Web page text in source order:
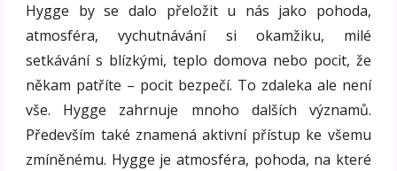
Hygge by se dalo přeložit u nás jako pohoda,
atmosféra, vychutnávání si okamžiku, milé
setkávání s blízkými, teplo domova nebo pocit, že
někam patříte – pocit bezpečí. To zdaleka ale není
vše. Hygge zahrnuje mnoho dalších významů.
Především také znamená aktivní přístup ke všemu
zmíněnému. Hygge je atmosféra, pohoda, na které